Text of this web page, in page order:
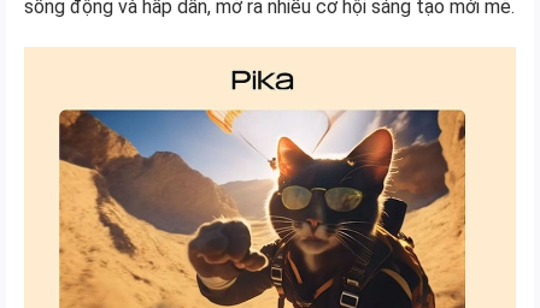
sống động và hấp dẫn, mở ra nhiều cơ hội sáng tạo mới mẻ.